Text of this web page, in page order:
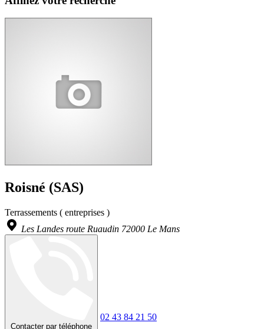
Roisné (SAS)
Terrassements ( entreprises )
Les Landes route Ruaudin 72000 Le Mans
Contacter par téléphone
02 43 84 21 50